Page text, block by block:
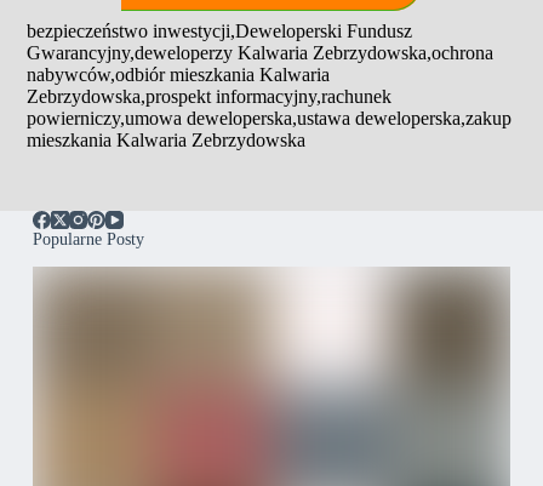
bezpieczeństwo inwestycji,Deweloperski Fundusz
Gwarancyjny,deweloperzy Kalwaria Zebrzydowska,ochrona
nabywców,odbiór mieszkania Kalwaria
Zebrzydowska,prospekt informacyjny,rachunek
powierniczy,umowa deweloperska,ustawa deweloperska,zakup
mieszkania Kalwaria Zebrzydowska
Popularne Posty